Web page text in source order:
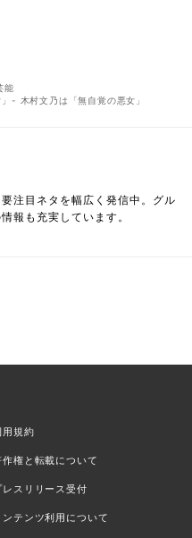
能
- 木村文乃は「無自覚の悪女」
注目ネタを幅広く発信中。グル
報も充実しています。
用規約
作権と転載について
レスリリース受付
ンテンツ利用について